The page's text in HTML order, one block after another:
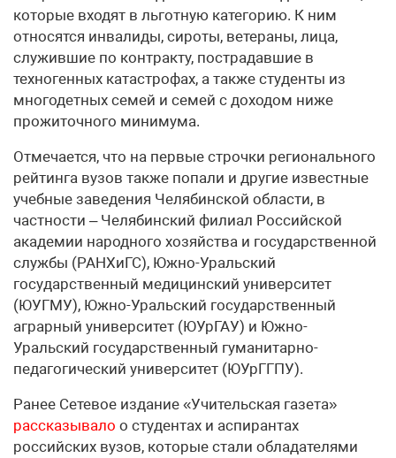
которые входят в льготную категорию. К ним
относятся инвалиды, сироты, ветераны, лица,
служившие по контракту, пострадавшие в
техногенных катастрофах, а также студенты из
многодетных семей и семей с доходом ниже
прожиточного минимума.
Отмечается, что на первые строчки регионального
рейтинга вузов также попали и другие известные
учебные заведения Челябинской области, в
частности – Челябинский филиал Российской
академии народного хозяйства и государственной
службы (РАНХиГС), Южно-Уральский
государственный медицинский университет
(ЮУГМУ), Южно-Уральский государственный
аграрный университет (ЮУрГАУ) и Южно-
Уральский государственный гуманитарно-
педагогический университет (ЮУрГГПУ).
Ранее Сетевое издание «Учительская газета»
рассказывало о студентах и аспирантах
российских вузов, которые стали обладателями